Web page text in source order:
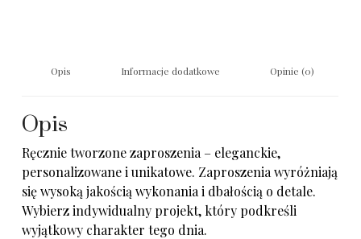
Opis Informacje dodatkowe Opinie (0)
Opis
Ręcznie tworzone zaproszenia – eleganckie,
personalizowane i unikatowe. Zaproszenia wyróżniają
się wysoką jakością wykonania i dbałością o detale.
Wybierz indywidualny projekt, który podkreśli
wyjątkowy charakter tego dnia.